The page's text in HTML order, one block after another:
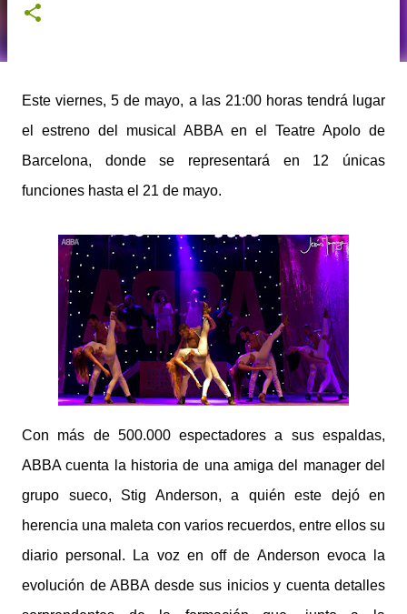
Este viernes, 5 de mayo, a las 21:00 horas tendrá lugar
el estreno del musical ABBA en el Teatre Apolo de
Barcelona, donde se representará en 12 únicas
funciones hasta el 21 de mayo.
Con más de 500.000 espectadores a sus espaldas,
ABBA cuenta la historia de una amiga del manager del
grupo sueco, Stig Anderson, a quién este dejó en
herencia una maleta con varios recuerdos, entre ellos su
diario personal. La voz en off de Anderson evoca la
evolución de ABBA desde sus inicios y cuenta detalles